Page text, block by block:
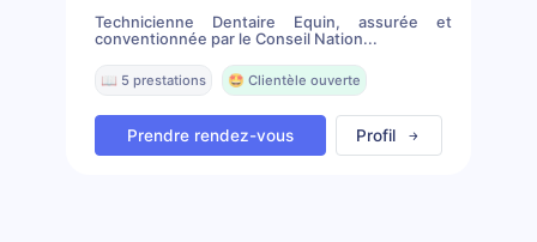
Technicienne Dentaire Equin, assurée et
conventionnée par le Conseil Nation...
📖 5 prestations 🤩 Clientèle ouverte
Prendre rendez-vous Profil